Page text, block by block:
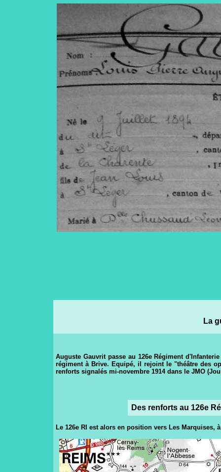
La
Auguste Gauvrit passe au 126e Régiment
régiment à Brive. Equipé, il rejoint le "théâtre des
renforts signalés mi-novembre 1914 dans le JMO
Des renforts au 126e
Le 126e RI est alors en position vers Les Marquises,